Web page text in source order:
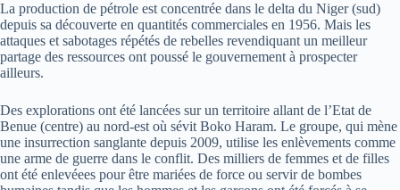
La production de pétrole est concentrée dans le delta du Niger (sud)
depuis sa découverte en quantités commerciales en 1956. Mais les
attaques et sabotages répétés de rebelles revendiquant un meilleur
partage des ressources ont poussé le gouvernement à prospecter
ailleurs.
Des explorations ont été lancées sur un territoire allant de l’Etat de
Benue (centre) au nord-est où sévit Boko Haram. Le groupe, qui mène
une insurrection sanglante depuis 2009, utilise les enlèvements comme
une arme de guerre dans le conflit. Des milliers de femmes et de filles
ont été enlevéees pour être mariées de force ou servir de bombes